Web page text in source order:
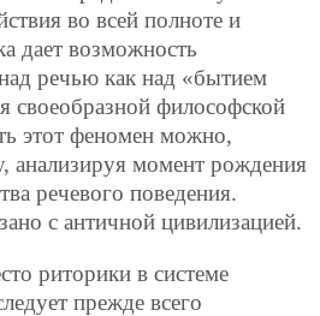
во всей полноте и
дает возможность
речью как над «бытием
своеобразной философской
этот феномен можно,
анализируя момент рождения
речевого поведения.
с античной цивилизацией.
риторики в системе
прежде всего